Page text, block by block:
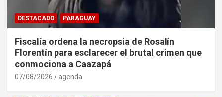
DESTACADO PARAGUAY
Fiscalía ordena la necropsia de Rosalín
Florentín para esclarecer el brutal crimen que
conmociona a Caazapá
07/08/2026 agenda